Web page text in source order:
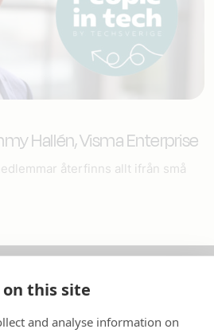
Hallén, Visma Enterprise
återfinns allt ifrån små
this site
and analyse information on